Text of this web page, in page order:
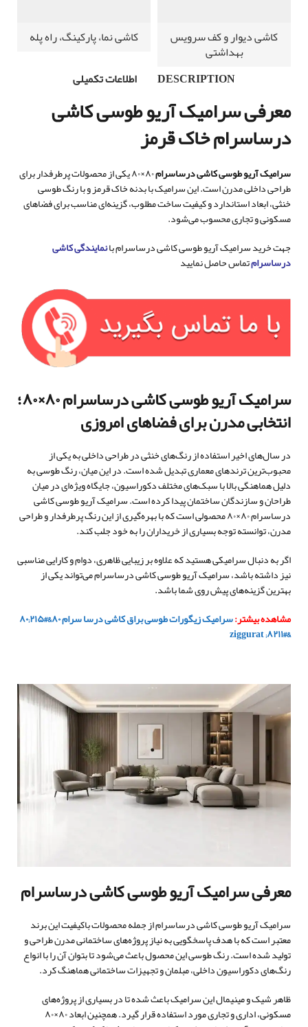
کاشی دیوار و کف سرویس
بهداشتی
کاشی نما، پارکینگ، راه پله
DESCRIPTION
اطلاعات تکمیلی
معرفی سرامیک آریو طوسی کاشی
درساسرام خاک قرمز
سرامیک آریو طوسی کاشی درساسرام ۸۰×۸۰ یکی از محصولات پرطرفدار برای
طراحی داخلی مدرن است. این سرامیک با بدنه خاک قرمز و با رنگ طوسی
خنثی، ابعاد استاندارد و کیفیت ساخت مطلوب، گزینه‌ای مناسب برای فضاهای
مسکونی و تجاری محسوب می‌شود.
جهت خرید سرامیک آریو طوسی کاشی درساسرام بانمایندگی کاشی
درساسرامتماس حاصل نمایید
سرامیک آریو طوسی کاشی درساسرام ۸۰×۸۰؛
انتخابی مدرن برای فضاهای امروزی
در سال‌های اخیر استفاده از رنگ‌های خنثی در طراحی داخلی به یکی از
محبوب‌ترین ترندهای معماری تبدیل شده است. در این میان، رنگ طوسی به
دلیل هماهنگی بالا با سبک‌های مختلف دکوراسیون، جایگاه ویژه‌ای در میان
طراحان و سازندگان ساختمان پیدا کرده است. سرامیک آریو طوسی کاشی
درساسرام ۸۰×۸۰ محصولی است که با بهره‌گیری از این رنگ پرطرفدار و طراحی
مدرن، توانسته توجه بسیاری از خریداران را به خود جلب کند.
اگر به دنبال سرامیکی هستید که علاوه بر زیبایی ظاهری، دوام و کارایی مناسبی
نیز داشته باشد، سرامیک آریو طوسی کاشی درساسرام می‌تواند یکی از
بهترین گزینه‌های پیش روی شما باشد.
مشاهده بیشتر:
سرامیک زیگورات طوسی براق کاشی درسا سرام ۸۰&#۲۱۵;۸۰
&#۸۲۱۱; ziggurat
معرفی سرامیک آریو طوسی کاشی درساسرام
سرامیک آریو طوسی کاشی درساسرام از جمله محصولات باکیفیت این برند
معتبر است که با هدف پاسخگویی به نیاز پروژه‌های ساختمانی مدرن طراحی و
تولید شده است. رنگ طوسی این محصول باعث می‌شود تا بتوان آن را با انواع
رنگ‌های دکوراسیون داخلی، مبلمان و تجهیزات ساختمانی هماهنگ کرد.
ظاهر شیک و مینیمال این سرامیک باعث شده تا در بسیاری از پروژه‌های
مسکونی، اداری و تجاری مورد استفاده قرار گیرد. همچنین ابعاد ۸۰×۸۰